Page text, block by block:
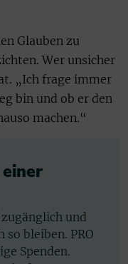
Glauben zu
Wer unsicher
„Ich frage immer
bin und ob er den
machen.“
und
bleiben. PRO
Spenden.